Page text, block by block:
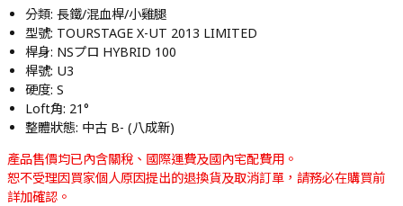
分類: 長鐵/混血桿/小雞腿
型號: TOURSTAGE X-UT 2013 LIMITED
桿身: NSプロ HYBRID 100
桿號: U3
硬度: S
Loft角: 21°
整體狀態: 中古 B- (八成新)
產品售價均已內含關稅、國際運費及國內宅配費用。
恕不受理因買家個人原因提出的退換貨及取消訂單，請務必在購買前
詳加確認。